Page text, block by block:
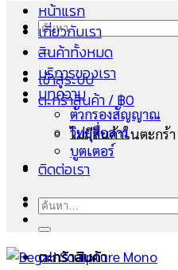
ค้นหา:
เข้าสู่ระบบ
ตะกร้าสินค้า /฿0
ไม่มีสินค้าในตะกร้า
ตะกร้าสินค้า
หน้าแรก
เกี่ยวกับเรา
สินค้าทั้งหมด
บริการของเรา
บทความ
ตัวกรองสัญญาณ
วิทยุสื่อสาร
บูตเตอร์
ติดต่อเรา
ค้นหา: